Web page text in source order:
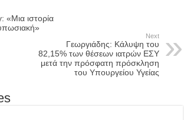
«Μια ιστορία
Next
Γεωργιάδης: Κάλυψη του
82,15% των θέσεων ιατρών ΕΣΥ
μετά την πρόσφατη πρόσκληση
του Υπουργείου Υγείας